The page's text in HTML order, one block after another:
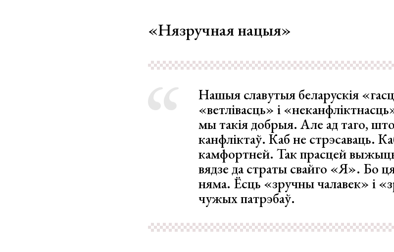
«Нязручная нацыя»
Нашыя славутыя беларускія
«ветлівасць» і
мы такія добрыя. Але ад таго,
канфліктаў. Каб не стрэсаваць.
камфортней. Так прасцей
вядзе да страты свайго «Я». Бо
няма. Ёсць «зручны чалавек» і
чужых патрэбаў.